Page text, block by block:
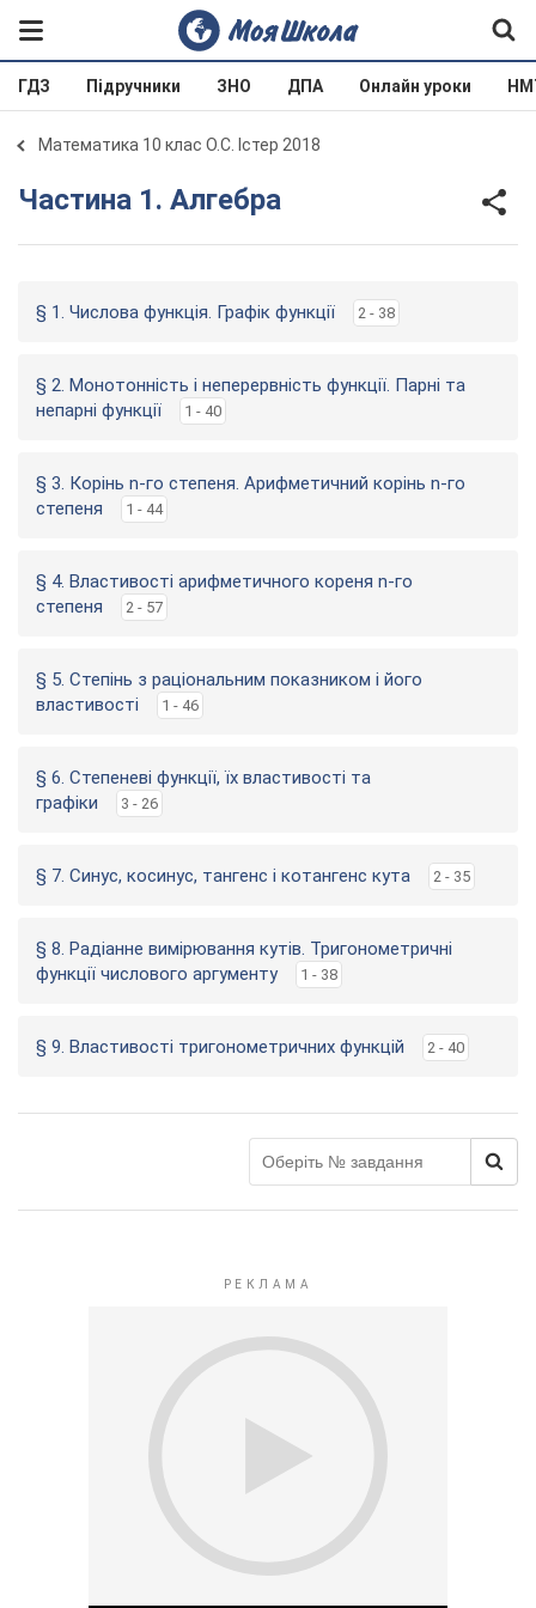
ГДЗ Підручники ЗНО ДПА Онлайн уроки
Математика 10 клас О.С. Істер 2018
Частина 1. Алгебра
§ 1. Числова функція. Графік функції 2 - 38
§ 2. Монотонність і неперервність функції. Парні та
непарні функції
1 - 40
§ 3. Корінь n-го степеня. Арифметичний корінь n-го
степеня
1 - 44
§ 4. Властивості арифметичного кореня n-го
степеня
2 - 57
§ 5. Степінь з раціональним показником і його
властивості
1 - 46
§ 6. Степеневі функції, їх властивості та
графіки
3 - 26
§ 7. Синус, косинус, тангенс і котангенс кута 2 - 35
§ 8. Радіанне вимірювання кутів. Тригонометричні
функції числового аргументу
1 - 38
§ 9. Властивості тригонометричних функцій 2 - 40